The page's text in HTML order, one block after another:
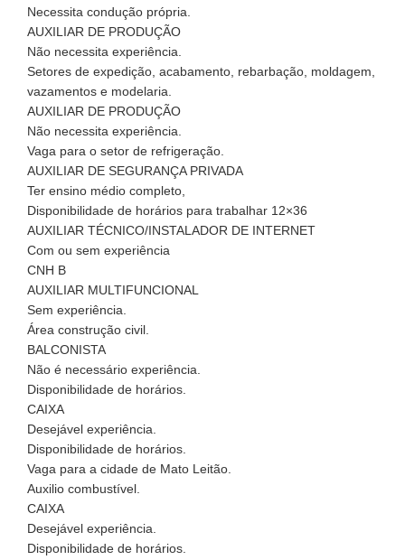
Necessita condução própria.
AUXILIAR DE PRODUÇÃO
Não necessita experiência.
Setores de expedição, acabamento, rebarbação, moldagem,
vazamentos e modelaria.
AUXILIAR DE PRODUÇÃO
Não necessita experiência.
Vaga para o setor de refrigeração.
AUXILIAR DE SEGURANÇA PRIVADA
Ter ensino médio completo,
Disponibilidade de horários para trabalhar 12×36
AUXILIAR TÉCNICO/INSTALADOR DE INTERNET
Com ou sem experiência
CNH B
AUXILIAR MULTIFUNCIONAL
Sem experiência.
Área construção civil.
BALCONISTA
Não é necessário experiência.
Disponibilidade de horários.
CAIXA
Desejável experiência.
Disponibilidade de horários.
Vaga para a cidade de Mato Leitão.
Auxilio combustível.
CAIXA
Desejável experiência.
Disponibilidade de horários.